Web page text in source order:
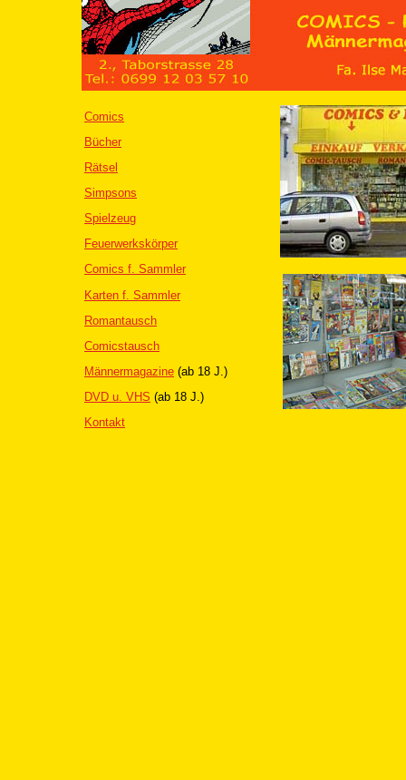
Comics
Bücher
Rätsel
Simpsons
Spielzeug
Feuerwerkskörper
Comics f. Sammler
Karten f. Sammler
Romantausch
Comicstausch
Männermagazine (ab 18 J.)
DVD u. VHS (ab 18 J.)
Kontakt